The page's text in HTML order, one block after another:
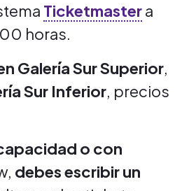
Ticketmastera
horas.
Galería Sur Superior,
Sur Inferior, precios
o con
debes escribir un